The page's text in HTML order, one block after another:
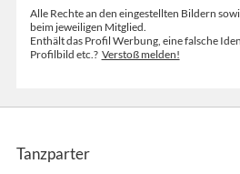
Alle Rechte an den eingestellten Bildern
beim jeweiligen Mitglied.
Enthält das Profil Werbung, eine falsche
Profilbild etc.? Verstoß melden!
Tanzparter